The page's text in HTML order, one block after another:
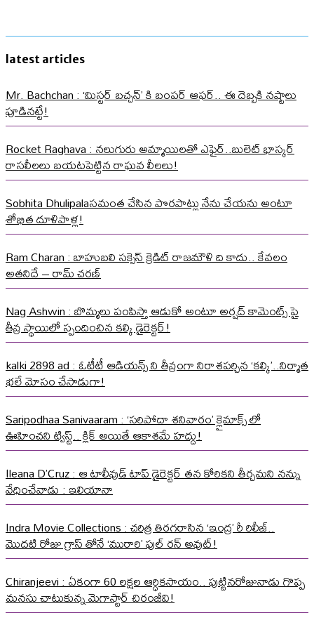
latest articles
Mr. Bachchan : ‘మిస్టర్ బచ్చన్’ కి బంపర్ ఆఫర్.. ఈ దెబ్బకి నష్టాలు
పూడినట్టే!
Rocket Raghava : నలుగురు అమ్మాయిలతో ఎఫైర్..బులెట్ భాస్కర్
రాసలీలలు బయటపెట్టిన రాఘవ లీలలు!
Sobhita Dhulipalaసమంత చేసిన పొరపాట్లు నేను చేయను అంటూ
శోభిత దూళిపాళ్ల!
Ram Charan : బాహుబలి సక్సెస్ క్రెడిట్ రాజమౌళి ది కాదు.. కేవలం
అతనిదే – రామ్ చరణ్
Nag Ashwin : బొమ్మలు పంపిస్తా ఆడుకో అంటూ అర్షద్ కామెంట్స్ పై
తీవ్ర స్థాయిలో స్పందించిన కల్కి డైరెక్టర్!
kalki 2898 ad : ఓటీటీ ఆడియన్స్ ని తీవ్రంగా నిరాశపర్చిన ‘కల్కి’..నిర్మాత
భలే మోసం చేసాడుగా!
Saripodhaa Sanivaaram : ‘సరిపోదా శనివారం’ క్లైమాక్స్ లో
ఊహించని ట్విస్ట్.. క్లిక్ అయితే ఆకాశమే హద్దు!
Ileana D’Cruz : ఆ టాలీవుడ్ టాప్ డైరెక్టర్ తన కోరికని తీర్చమని నన్ను
వేధించేవాడు : ఇలియానా
Indra Movie Collections : చరిత్ర తిరగరాసిన ‘ఇంద్ర’ రీ రిలీజ్..
మొదటి రోజు గ్రాస్ తోనే ‘మురారి’ ఫుల్ రన్ అవుట్!
Chiranjeevi : ఏకంగా 60 లక్షల ఆర్ధికసాయం.. పుట్టినరోజునాడు గొప్ప
మనసు చాటుకున్న మెగాస్టార్ చిరంజీవి!